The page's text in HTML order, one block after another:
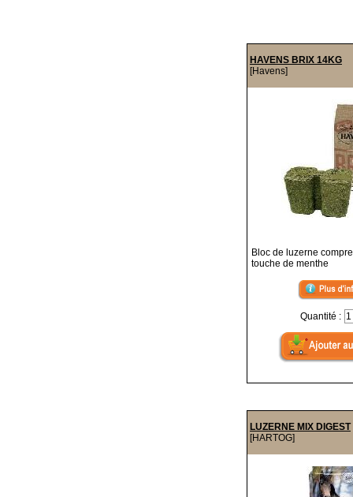
HAVENS BRIX 14KG
[Havens]
Bloc de luzerne
touche de menthe
Quantité :
LUZERNE MIX DIGEST
[HARTOG]